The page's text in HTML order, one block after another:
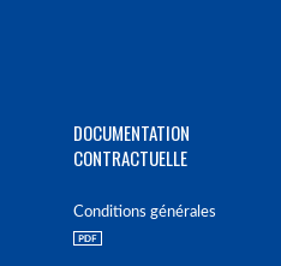
DOCUMENTATION
CONTRACTUELLE
Conditions générales